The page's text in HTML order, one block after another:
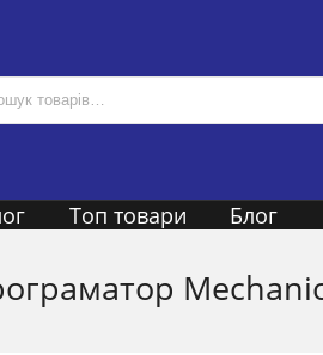
Топ товари Блог